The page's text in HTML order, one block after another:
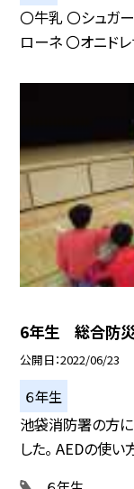
〇牛乳 〇シュガー
ローネ 〇オニド
6年生 総合防
公開日 2022/06/23
６年生
池袋消防署の方
した。 AEDの使い